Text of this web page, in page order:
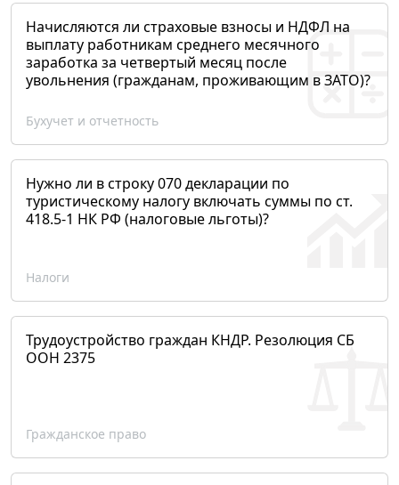
Начисляются ли страховые взносы и НДФЛ на
выплату работникам среднего месячного
заработка за четвертый месяц после
увольнения (гражданам, проживающим в ЗАТО)?
Бухучет и отчетность
Нужно ли в строку 070 декларации по
туристическому налогу включать суммы по ст.
418.5-1 НК РФ (налоговые льготы)?
Налоги
Трудоустройство граждан КНДР. Резолюция СБ
ООН 2375
Гражданское право